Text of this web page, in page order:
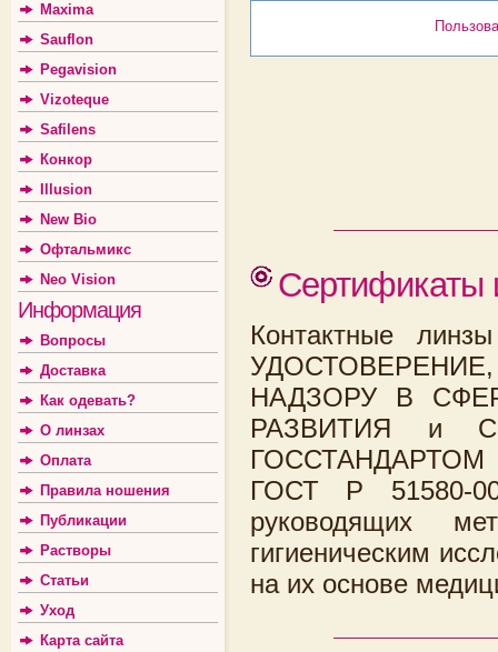
Maxima
Sauflon
Pegavision
Vizoteque
Safilens
Конкор
Illusion
New Bio
Офтальмикс
Neo Vision
Информация
Вопросы
Доставка
Как одевать?
О линзах
Оплата
Правила ношения
Публикации
Растворы
Статьи
Уход
Карта сайта
Сертификаты
Контактные
НАДЗОРУ В
РАЗВИТИЯ и
ГОССТАНДАРТОМ
ГОСТ Р 51580-
руководящих
гигиеническим
на их основе